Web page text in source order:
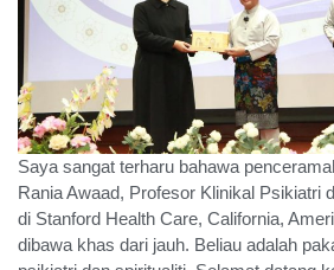
Saya sangat terharu bahawa
Rania Awaad, Profesor Klinikal Psikiatri
di Stanford Health Care, California,
dibawa khas dari jauh. Beliau adalah